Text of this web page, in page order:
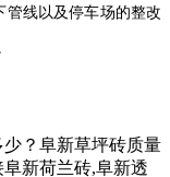
管线以及停车场的整改
？阜新草坪砖质量
新荷兰砖,阜新透